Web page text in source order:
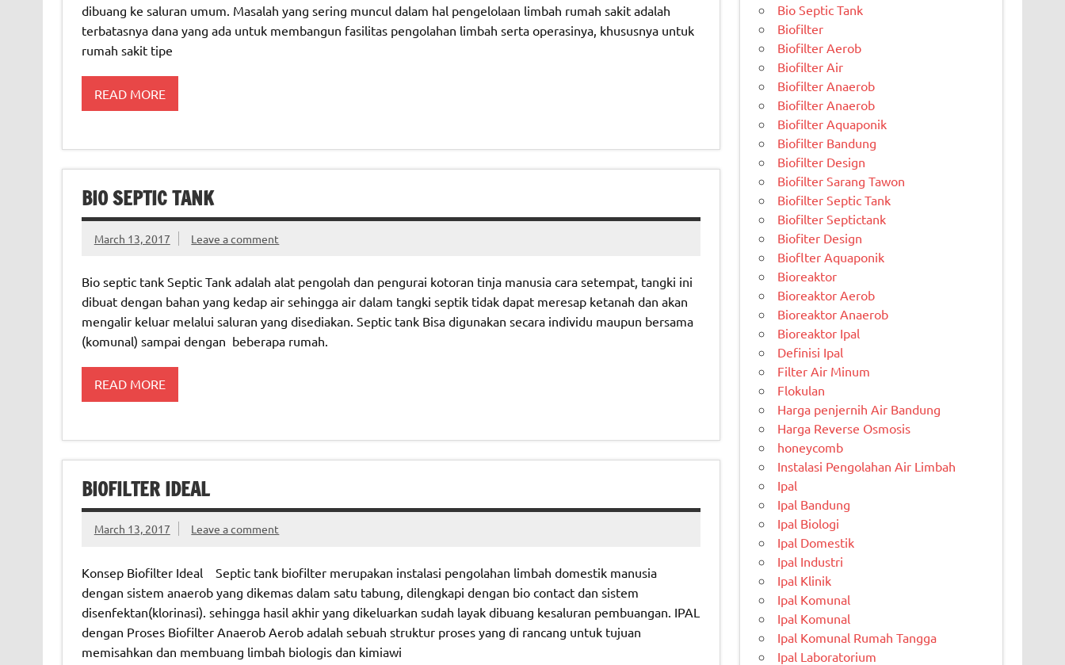
dibuang ke saluran umum. Masalah yang sering muncul dalam hal pengelolaan limbah rumah sakit adalah
terbatasnya dana yang ada untuk membangun fasilitas pengolahan limbah serta operasinya, khususnya untuk
rumah sakit tipe
READ MORE
BIO SEPTIC TANK
March 13, 2017 Leave a comment
Bio septic tank Septic Tank adalah alat pengolah dan pengurai kotoran tinja manusia cara setempat, tangki ini
dibuat dengan bahan yang kedap air sehingga air dalam tangki septik tidak dapat meresap ketanah dan akan
mengalir keluar melalui saluran yang disediakan. Septic tank Bisa digunakan secara individu maupun bersama
(komunal) sampai dengan beberapa rumah.
READ MORE
BIOFILTER IDEAL
March 13, 2017 Leave a comment
Konsep Biofilter Ideal Septic tank biofilter merupakan instalasi pengolahan limbah domestik manusia
dengan sistem anaerob yang dikemas dalam satu tabung, dilengkapi dengan bio contact dan sistem
disenfektan(klorinasi). sehingga hasil akhir yang dikeluarkan sudah layak dibuang kesaluran pembuangan. IPAL
dengan Proses Biofilter Anaerob Aerob adalah sebuah struktur proses yang di rancang untuk tujuan
memisahkan dan membuang limbah biologis dan kimiawi
Bio Septic Tank
Biofilter
Biofilter Aerob
Biofilter Air
Biofilter Anaerob
Biofilter Anaerob
Biofilter Aquaponik
Biofilter Bandung
Biofilter Design
Biofilter Sarang Tawon
Biofilter Septic Tank
Biofilter Septictank
Biofiter Design
Bioflter Aquaponik
Bioreaktor
Bioreaktor Aerob
Bioreaktor Anaerob
Bioreaktor Ipal
Definisi Ipal
Filter Air Minum
Flokulan
Harga penjernih Air Bandung
Harga Reverse Osmosis
honeycomb
Instalasi Pengolahan Air Limbah
Ipal
Ipal Bandung
Ipal Biologi
Ipal Domestik
Ipal Industri
Ipal Klinik
Ipal Komunal
Ipal Komunal
Ipal Komunal Rumah Tangga
Ipal Laboratorium